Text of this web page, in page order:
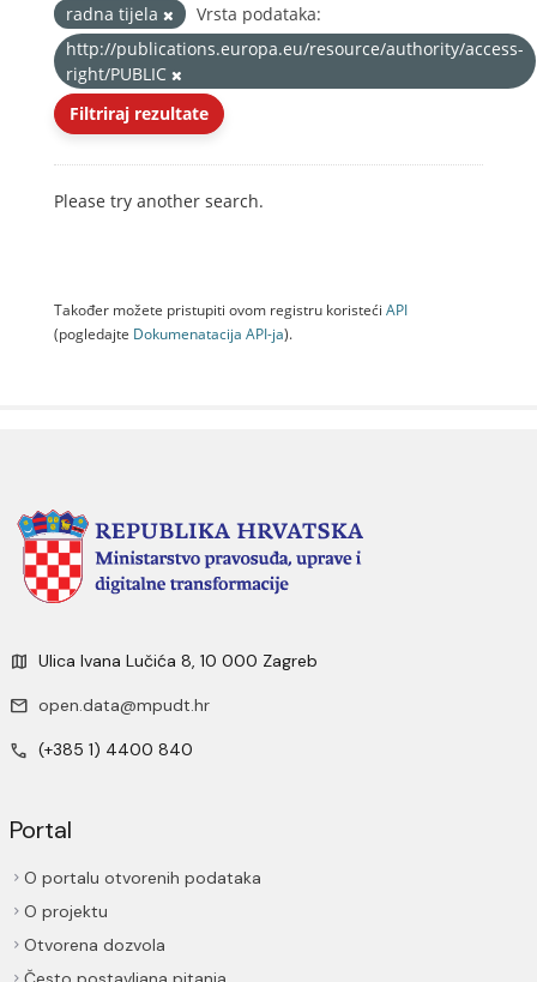
radna tijela
Vrsta podataka:
http://publications.europa.eu/resource/authority/access-
right/PUBLIC
Filtriraj rezultate
Please try another search.
Također možete pristupiti ovom registru koristeći API
(pogledajte Dokumenаtаcijа API-jа).